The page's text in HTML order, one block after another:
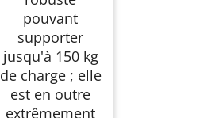
pouvant
supporter
jusqu'à 150 kg
de charge ; elle
est en outre
extrêmement